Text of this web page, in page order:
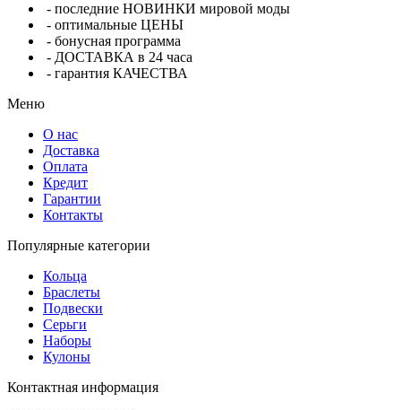
- последние НОВИНКИ мировой моды
- оптимальные ЦЕНЫ
- бонусная программа
- ДОСТАВКА в 24 часа
- гарантия КАЧЕСТВА
Меню
О нас
Доставка
Оплата
Кредит
Гарантии
Контакты
Популярные категории
Кольца
Браслеты
Подвески
Серьги
Наборы
Кулоны
Контактная информация